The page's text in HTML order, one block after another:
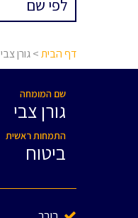
דף הבית> גורן צבי
שם המומחה
גורן צבי
התמחות ראשית
ביטוח